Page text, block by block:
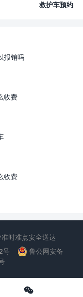
救护车预约
报销吗
收费
收费

时准点安全送达
号
鲁公网安备